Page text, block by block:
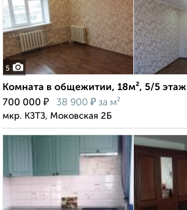
5
Комната в общежитии, 18м², 5/5 этаж
700 000 ₽ 38 900 ₽ за м²
мкр. КЗТЗ, Моковская 2Б